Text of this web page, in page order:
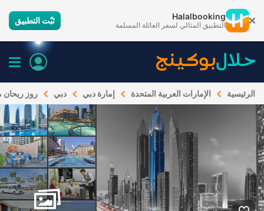
Halalbooking
التطبيق المثالي لسفر العائلة المسلمة ثبّت التطبيق
الرئيسية الإمارات العربية المتحدة إمارة دبي دبي روز ريحان